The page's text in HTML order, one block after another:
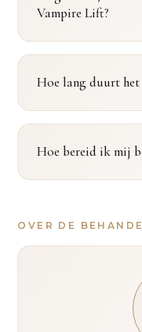
Vampire Lift?
Hoe lang duurt het
Hoe bereid ik mij
OVER DE